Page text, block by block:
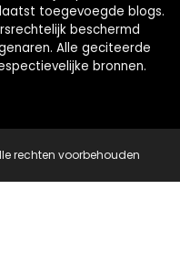
toegevoegde blogs.
beschermd
Alle geciteerde
bronnen.
rechten voorbehouden